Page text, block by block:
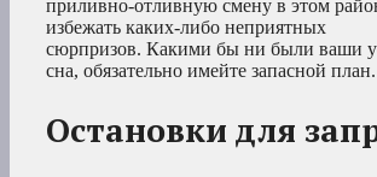
приливно-отливную смену в этом
избежать каких-либо неприятных
сюрпризов. Какими бы ни были ваши
сна, обязательно имейте запасной план.
Остановки для